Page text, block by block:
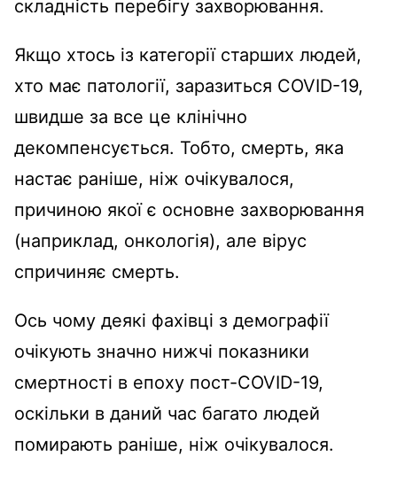
складність перебігу захворювання.
Якщо хтось із категорії старших людей,
хто має патології, заразиться COVID-19,
швидше за все це клінічно
декомпенсується. Тобто, смерть, яка
настає раніше, ніж очікувалося,
причиною якої є основне захворювання
(наприклад, онкологія), але вірус
спричиняє смерть.
Ось чому деякі фахівці з демографії
очікують значно нижчі показники
смертності в епоху пост-COVID-19,
оскільки в даний час багато людей
помирають раніше, ніж очікувалося.